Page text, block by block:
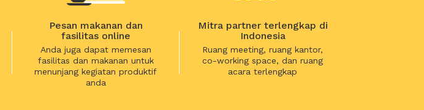
Pesan makanan dan
fasilitas online
Anda juga dapat memesan
fasilitas dan makanan untuk
menunjang kegiatan produktif
anda
Mitra partner terlengkap di
Indonesia
Ruang meeting, ruang kantor,
co-working space, dan ruang
acara terlengkap